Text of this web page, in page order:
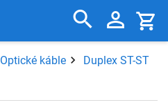
Optické káble
Duplex ST-ST